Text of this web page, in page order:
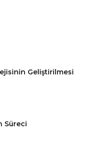
Geliştirilmesi
Süreci